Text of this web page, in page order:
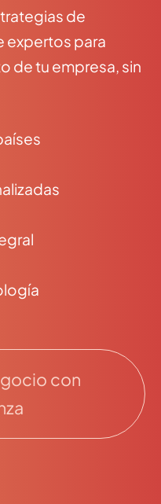
de
expertos para
de tu empresa, sin
con